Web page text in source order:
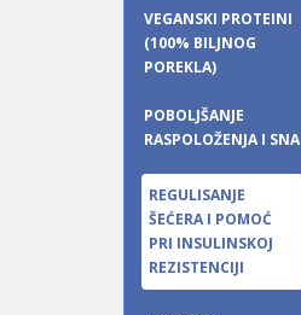
VEGANSKI PROTEINI
(100% BILJNOG
POREKLA)
POBOLJŠANJE
RASPOLOŽENJA I SNA
REGULISANJE
ŠEĆERA I POMOĆ
PRI INSULINSKOJ
REZISTENCIJI